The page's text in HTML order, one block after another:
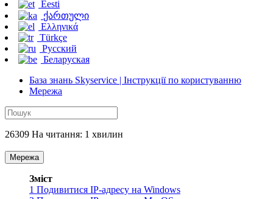
Eesti
ქართული
Ελληνικά
Türkçe
Русский
Беларуская
База знань Skyservice | Інструкції по користуванню
Мережа
26309 На читання: 1 хвилин
Мережа
Зміст
1 Подивитися IP-адресу на Windows